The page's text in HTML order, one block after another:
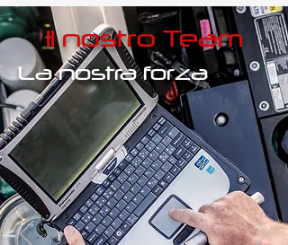
Il nostro Team
La nostra forza